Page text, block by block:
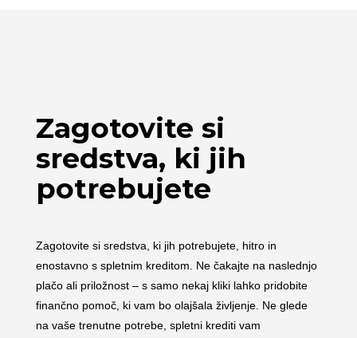
Zagotovite si
sredstva, ki jih
potrebujete
Zagotovite si sredstva, ki jih potrebujete, hitro in
enostavno s spletnim kreditom. Ne čakajte na naslednjo
plačo ali priložnost – s samo nekaj kliki lahko pridobite
finančno pomoč, ki vam bo olajšala življenje. Ne glede
na vaše trenutne potrebe, spletni krediti vam